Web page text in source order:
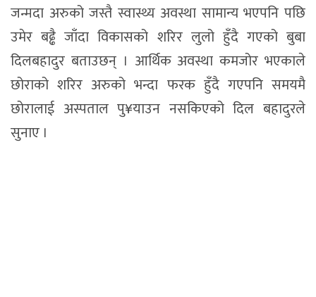
जन्मदा अरुको जस्तै स्वास्थ्य अवस्था सामान्य भएपनि पछि
उमेर बढ्ढै जाँदा विकासको शरिर लुलो हुँदै गएको बुबा
दिलबहादुर बताउछन् । आर्थिक अवस्था कमजोर भएकाले
छोराको शरिर अरुको भन्दा फरक हुँदै गएपनि समयमै
छोरालाई अस्पताल पु¥याउन नसकिएको दिल बहादुरले
सुनाए ।